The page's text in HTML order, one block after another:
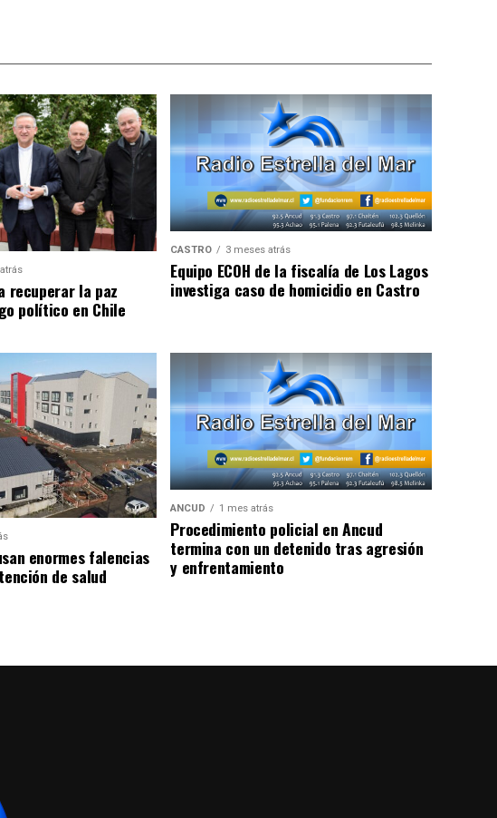
recuperar la paz
político en Chile
CASTRO 3 meses atrás
Equipo ECOH de la fiscalía de Los Lagos
investiga caso de homicidio en Castro
enormes falencias
de salud
ANCUD 1 mes atrás
Procedimiento policial en Ancud
termina con un detenido tras agresión
y enfrentamiento